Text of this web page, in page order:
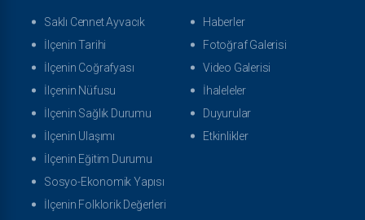
Saklı Cennet Ayvacık
İlçenin Tarihi
İlçenin Coğrafyası
İlçenin Nüfusu
İlçenin Sağlık Durumu
İlçenin Ulaşımı
İlçenin Eğitim Durumu
Sosyo-Ekonomik Yapısı
İlçenin Folklorik Değerleri
Haberler
Fotoğraf Galerisi
Video Galerisi
İhaleleler
Duyurular
Etkinlikler